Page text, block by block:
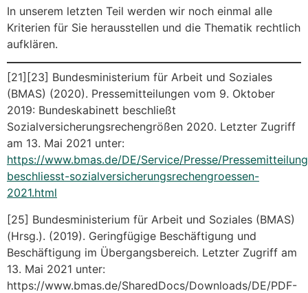
In unserem letzten Teil werden wir noch einmal alle
Kriterien für Sie herausstellen und die Thematik rechtlich
aufklären.
[21][23] Bundesministerium für Arbeit und Soziales
(BMAS) (2020). Pressemitteilungen vom 9. Oktober
2019: Bundeskabinett beschließt
Sozialversicherungsrechengrößen 2020. Letzter Zugriff
am 13. Mai 2021 unter:
https://www.bmas.de/DE/Service/Presse/
beschliesst-sozialversicherungsrechengroessen-
2021.html
[25] Bundesministerium für Arbeit und Soziales (BMAS)
(Hrsg.). (2019). Geringfügige Beschäftigung und
Beschäftigung im Übergangsbereich. Letzter Zugriff am
13. Mai 2021 unter:
https://www.bmas.de/SharedDocs/Downloads/DE/PDF-